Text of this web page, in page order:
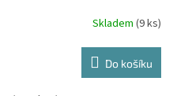
Skladem (9 ks)
Do košíku